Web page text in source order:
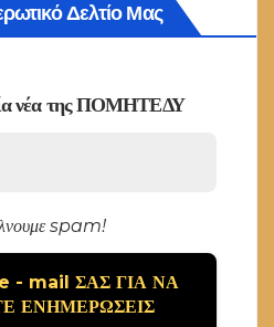
Δελτίο Μας
νέα της ΠΟΜΗΤΕΔΥ
spam!